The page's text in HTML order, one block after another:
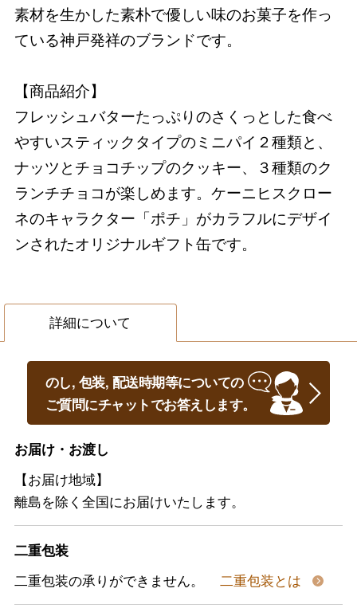
素材を生かした素朴で優しい味のお菓子を作っ
ている神戸発祥のブランドです。
【商品紹介】
フレッシュバターたっぷりのさくっとした食べ
やすいスティックタイプのミニパイ２種類と、
ナッツとチョコチップのクッキー、３種類のク
ランチチョコが楽しめます。ケーニヒスクロー
ネのキャラクター「ポチ」がカラフルにデザイ
ンされたオリジナルギフト缶です。
詳細について
のし, 包装, 配送時期等についての
ご質問にチャットでお答えします。
お届け・お渡し
【お届け地域】
離島を除く全国にお届けいたします。
二重包装
二重包装の承りができません。
二重包装とは